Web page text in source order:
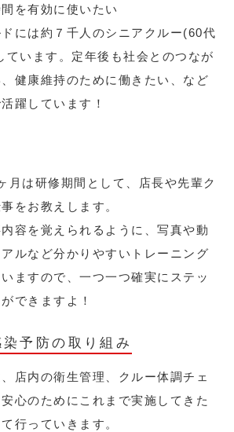
を有効に使いたい
には約７千人のシニアクルー(60代
ています。定年後も社会とのつなが
健康維持のために働きたい、など
躍しています！
月は研修期間として、店長や先輩ク
をお教えします。
容を覚えられるように、写真や動
ルなど分かりやすいトレーニング
ますので、一つ一つ確実にステッ
できますよ！
染予防の取り組み
店内の衛生管理、クルー体調チェ
心のためにこれまで実施してきた
行っていきます。